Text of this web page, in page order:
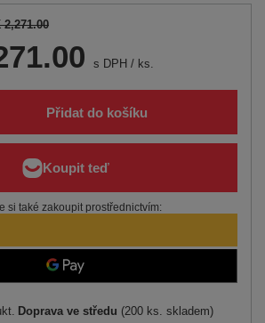
2,271.00
s DPH / ks.
Přidat do košíku
si také zakoupit prostřednictvím:
Doprava ve středu (200 ks. skladem)